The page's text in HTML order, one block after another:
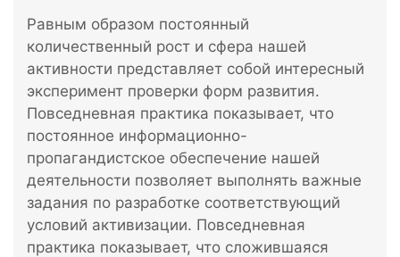
Равным образом постоянный
количественный рост и сфера нашей
активности представляет собой интересный
эксперимент проверки форм развития.
Повседневная практика показывает, что
постоянное информационно-
пропагандистское обеспечение нашей
деятельности позволяет выполнять важные
задания по разработке соответствующий
условий активизации. Повседневная
практика показывает, что сложившаяся